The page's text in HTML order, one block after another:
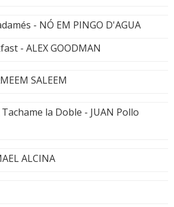
- NÓ EM PINGO D'AGUA
- ALEX GOODMAN
SALEEM
la Doble - JUAN Pollo
ALCINA